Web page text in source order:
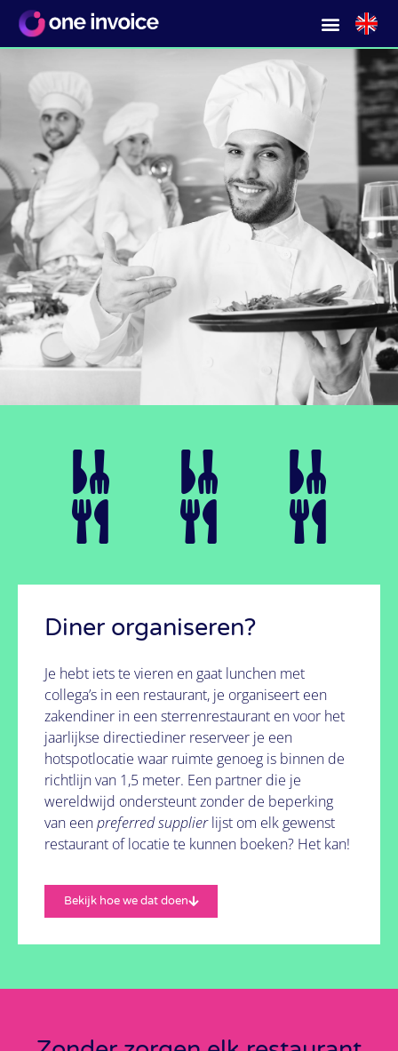
Zakenlunch boeken of dineren bij
elk willekeurig restaurant waar dan
ook ter wereld?
Het kan!
Bekijk hoe we dat doen
Diner organiseren?
Je hebt iets te vieren en gaat lunchen met
collega’s in een restaurant, je organiseert een
zakendiner in een sterrenrestaurant en voor het
jaarlijkse directiediner reserveer je een
hotspotlocatie waar ruimte genoeg is binnen de
richtlijn van 1,5 meter. Een partner die je
wereldwijd ondersteunt zonder de beperking
van eenpreferred supplier lijst om elk gewenst
restaurant of locatie te kunnen boeken? Het kan!
Bekijk hoe we dat doen